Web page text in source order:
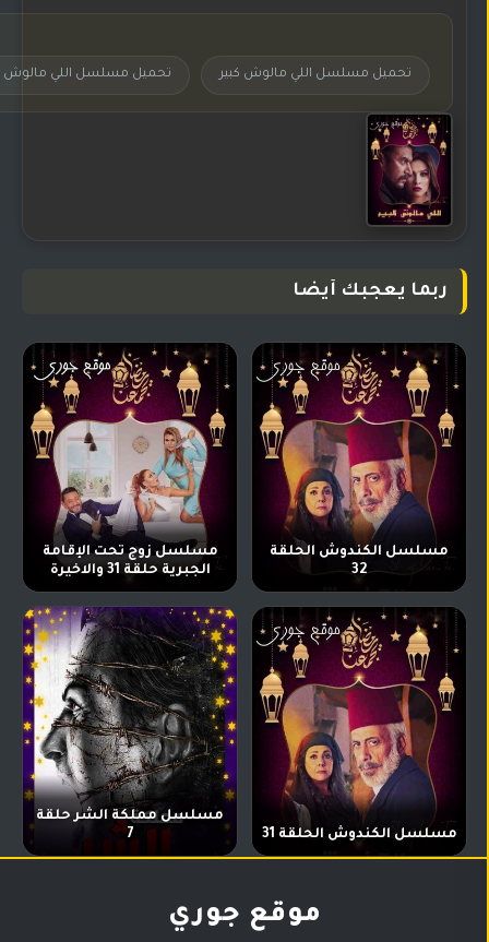
تحميل مسلسل اللي مالوش كبير تحميل مسلسل اللي مالوش
ربما يعجبك أيضا
مسلسل الكندوش الحلقة
32
مسلسل زوج تحت الإقامة
الجبرية حلقة 31 والاخيرة
مسلسل الكندوش الحلقة 31
مسلسل مملكة الشر حلقة
7
موقع جوري